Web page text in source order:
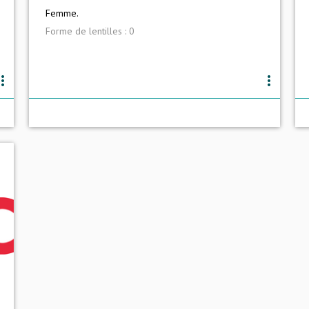
more_vert
Femme.
Forme de lentilles : 0
more_vert